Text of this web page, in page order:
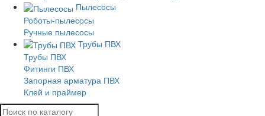
Пылесосы
Роботы-пылесосы
Ручные пылесосы
Трубы ПВХ
Трубы ПВХ
Фитинги ПВХ
Запорная арматура ПВХ
Клей и праймер